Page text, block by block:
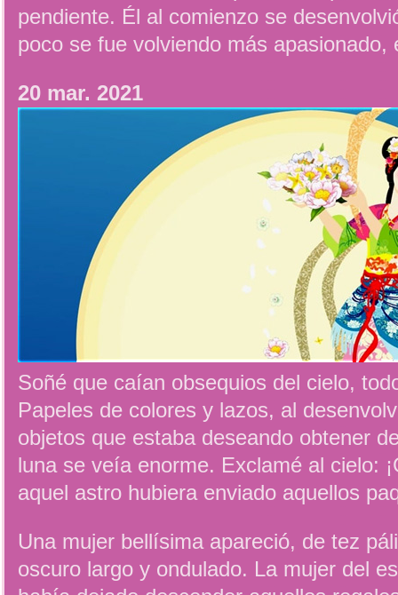
pendiente. Él al comienzo se
poco se fue volviendo más apasionado,
20 mar. 2021
Soñé que caían obsequios del cielo,
Papeles de colores y lazos, al
objetos que estaba deseando obtener
luna se veía enorme. Exclamé al cielo:
aquel astro hubiera enviado aquellos
Una mujer bellísima apareció, de tez
oscuro largo y ondulado. La mujer del